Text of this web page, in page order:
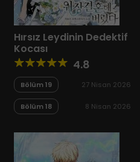
Hırsız Leydinin Dedektif
Kocası
4.8
Bölüm 19 27 Nisan 2026
Bölüm 18 8 Nisan 2026